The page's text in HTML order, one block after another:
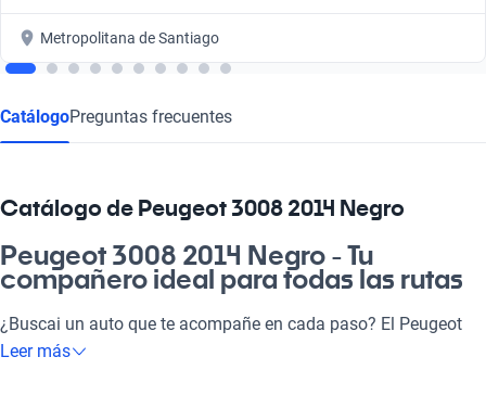
Metropolitana de Santiago
CatálogoPreguntas frecuentes
Catálogo de Peugeot 3008 2014 Negro
Peugeot 3008 2014 Negro - Tu
compañero ideal para todas las rutas
¿Buscai un auto que te acompañe en cada paso? El Peugeot
3008 2014 Negro, con su diseño atractivo y versatilidad, es la
Leer más